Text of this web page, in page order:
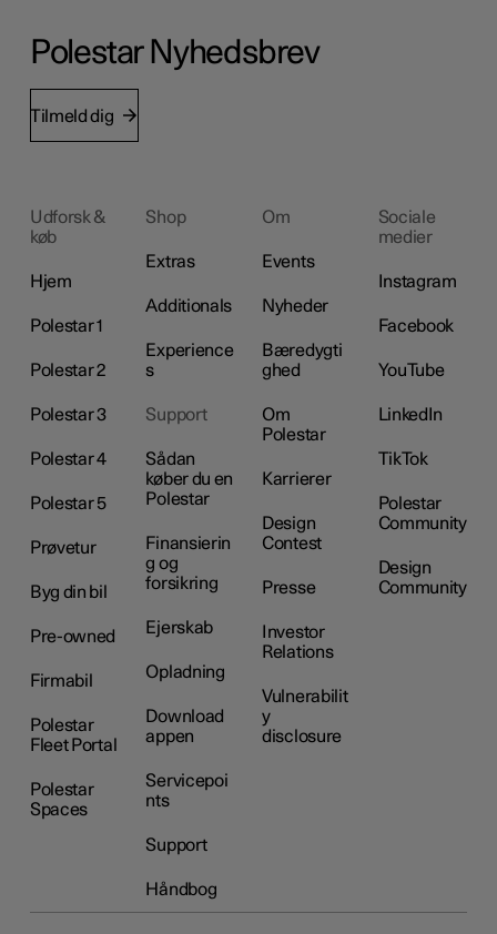
Polestar Nyhedsbrev
Tilmeld dig
Udforsk &
køb
Hjem
Polestar 1
Polestar 2
Polestar 3
Polestar 4
Polestar 5
Prøvetur
Byg din bil
Pre-owned
Firmabil
Polestar
Fleet Portal
Polestar
Spaces
Shop
Extras
Additionals
Experience
s
Support
Sådan
køber du en
Polestar
Finansierin
g og
forsikring
Ejerskab
Opladning
Download
appen
Servicepoi
nts
Support
Håndbog
Om
Events
Nyheder
Bæredygti
ghed
Om
Polestar
Karrierer
Design
Contest
Presse
Investor
Relations
Vulnerabilit
y
disclosure
Sociale
medier
Instagram
Facebook
YouTube
LinkedIn
TikTok
Polestar
Community
Design
Community